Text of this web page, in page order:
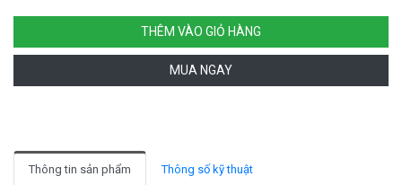
THÊM VÀO GIỎ HÀNG
MUA NGAY
Thông tin sản phẩm Thông số kỹ thuật